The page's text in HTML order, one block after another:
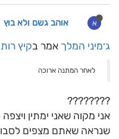
א אוהב גשם ולא בוץ
ג׳מיני המלך אמר בקיץ
לאחר המתנה ארוכה
????????
אני מקוה שאני ימתין
שנראה שאתם מצפים